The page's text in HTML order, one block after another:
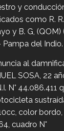
y
como R. R.
y B. G, (QOM)
Pampa del Indio.
al
SOSA, 22
N° 44.086.411
color bordo,
cuadro N°